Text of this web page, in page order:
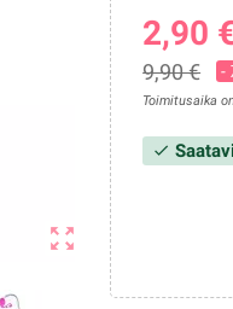
zoom_out_map
2,90
9,90 € -
Toimitusaika
check